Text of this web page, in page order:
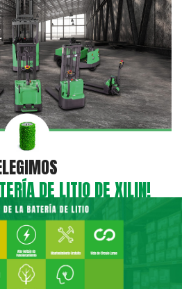
DE LITIO DE XILIN!